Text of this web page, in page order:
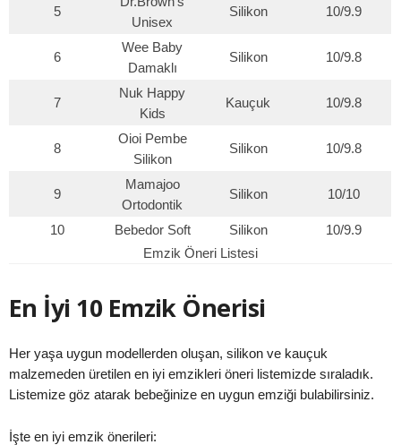
5
Unisex
Silikon 10/9.9
6
Wee Baby
Damaklı
Silikon 10/9.8
7
Nuk Happy
Kids
Kauçuk 10/9.8
8
Oioi Pembe
Silikon
Silikon 10/9.8
9
Mamajoo
Ortodontik
Silikon 10/10
10 Bebedor Soft Silikon
10/9.9
Emzik Öneri Listesi
En İyi 10 Emzik Önerisi
Her yaşa uygun modellerden oluşan, silikon ve kauçuk
malzemeden üretilen en iyi emzikleri öneri listemizde sıraladık.
Listemize göz atarak bebeğinize en uygun emziği bulabilirsiniz.
İşte en iyi emzik önerileri: